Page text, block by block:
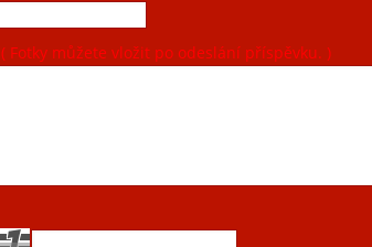
( Fotky můžete vložit po odeslání příspěvku. )